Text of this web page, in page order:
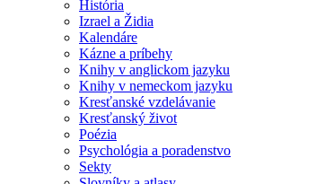
História
Izrael a Židia
Kalendáre
Kázne a príbehy
Knihy v anglickom jazyku
Knihy v nemeckom jazyku
Kresťanské vzdelávanie
Kresťanský život
Poézia
Psychológia a poradenstvo
Sekty